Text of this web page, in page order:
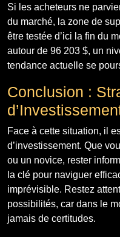
Si les acheteurs ne
du marché, la zone de
être testée d’ici la fin du
autour de 96 203 $, un
tendance actuelle se
Conclusion :
Face à cette situation, il
d’investissement. Que
ou un novice, rester
la clé pour naviguer
imprévisible. Restez
possibilités, car dans le
jamais de certitudes.